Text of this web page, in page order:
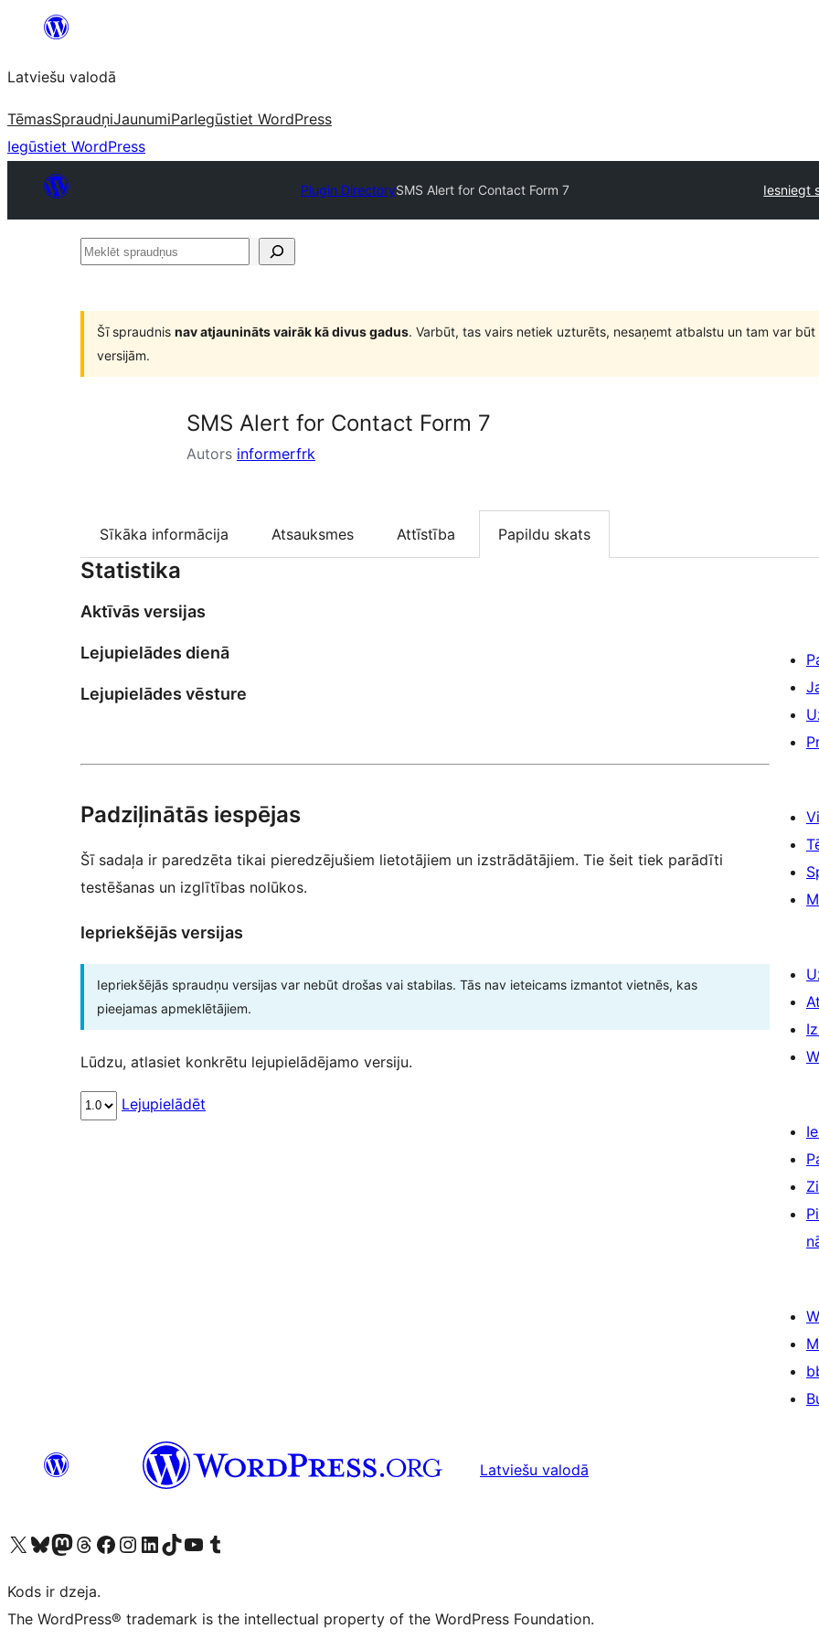
Pāriet
saturu
Latviešu valodā
TēmasSpraudņiJaunumiParIegūstiet WordPress
Iegūstiet WordPress
Plugin DirectorySMS Alert for Contact Form 7 Iesniegt
Meklēt
Šī spraudnis nav atjaunināts vairāk kā divus gadus. Varbūt, tas vairs netiek uzturēts, nesaņemt atbalstu un tam var
versijām.
SMS Alert for Contact Form 7
Autors informerfrk
Sīkāka informācija Atsauksmes Attīstība Papildu skats
Statistika
Aktīvās versijas
Lejupielādes dienā
Lejupielādes vēsture
Padziļinātās iespējas
Šī sadaļa ir paredzēta tikai pieredzējušiem lietotājiem un izstrādātājiem. Tie šeit tiek parādīti
testēšanas un izglītības nolūkos.
Iepriekšējās versijas
Iepriekšējās spraudņu versijas var nebūt drošas vai stabilas. Tās nav ieteicams izmantot vietnēs, kas
pieejamas apmeklētājiem.
Lūdzu, atlasiet konkrētu lejupielādējamo versiju.
Lejupielādēt
Latviešu valodā
Apmeklējiet mūsu X (agrāk Twitter) kontu
Apmeklējiet mūsu Bluesky kontu
Apmeklējiet mūsu Mastodon kontu
Apmeklējiet mūsu Threads kontu
Apmeklējiet mūsu Facebook lapuApmeklējiet mūsu Instagram kontu
Apmeklējiet mūsu LinkedIn kontu
Apmeklējiet mūsu TikTok kontu
Apmeklējiet mūsu YouTube kanālu
Apmeklējiet mūsu Tumblr kontu
Kods ir dzeja.
The WordPress® trademark is the intellectual property of the WordPress Foundation.